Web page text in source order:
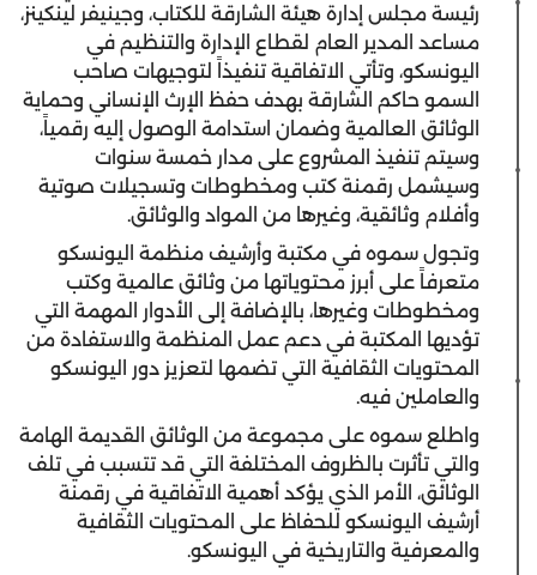
رئيسة مجلس إدارة هيئة الشارقة للكتاب، وجينيفر لينكينز،
مساعد المدير العام لقطاع الإدارة والتنظيم في
اليونسكو، وتأتي الاتفاقية تنفيذاً لتوجيهات صاحب
السمو حاكم الشارقة بهدف حفظ الإرث الإنساني وحماية
الوثائق العالمية وضمان استدامة الوصول إليه رقمياً،
وسيتم تنفيذ المشروع على مدار خمسة سنوات
وسيشمل رقمنة كتب ومخطوطات وتسجيلات صوتية
وأفلام وثائقية، وغيرها من المواد والوثائق.
وتجول سموه في مكتبة وأرشيف منظمة اليونسكو
متعرفاً على أبرز محتوياتها من وثائق عالمية وكتب
ومخطوطات وغيرها، بالإضافة إلى الأدوار المهمة التي
تؤديها المكتبة في دعم عمل المنظمة والاستفادة من
المحتويات الثقافية التي تضمها لتعزيز دور اليونسكو
والعاملين فيه.
واطلع سموه على مجموعة من الوثائق القديمة الهامة
والتي تأثرت بالظروف المختلفة التي قد تتسبب في تلف
الوثائق، الأمر الذي يؤكد أهمية الاتفاقية في رقمنة
أرشيف اليونسكو للحفاظ على المحتويات الثقافية
والمعرفية والتاريخية في اليونسكو.